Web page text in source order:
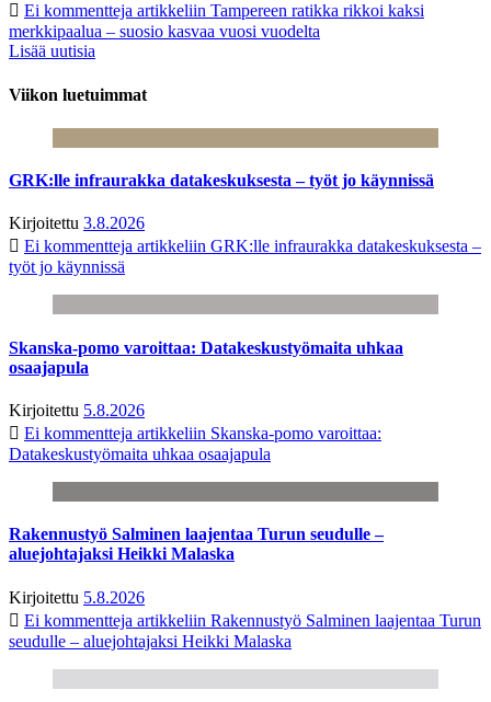
Ei kommentteja artikkeliin Tampereen ratikka rikkoi kaksi
merkkipaalua – suosio kasvaa vuosi vuodelta
Lisää uutisia
Viikon luetuimmat
GRK:lle infraurakka datakeskuksesta – työt jo käynnissä
Kirjoitettu 3.8.2026
Ei kommentteja artikkeliin GRK:lle infraurakka datakeskuksesta –
työt jo käynnissä
Skanska-pomo varoittaa: Datakeskustyömaita uhkaa
osaajapula
Kirjoitettu 5.8.2026
Ei kommentteja artikkeliin Skanska-pomo varoittaa:
Datakeskustyömaita uhkaa osaajapula
Rakennustyö Salminen laajentaa Turun seudulle –
aluejohtajaksi Heikki Malaska
Kirjoitettu 5.8.2026
Ei kommentteja artikkeliin Rakennustyö Salminen laajentaa Turun
seudulle – aluejohtajaksi Heikki Malaska